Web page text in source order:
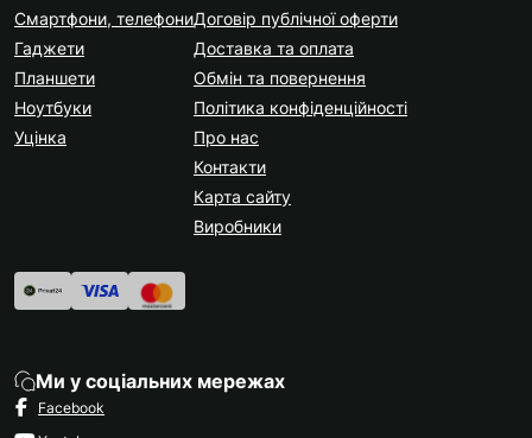
Смартфони, телефони
Гаджети
Планшети
Ноутбуки
Уцінка
Договір публічної оферти
Доставка та оплата
Обмін та повернення
Політика конфіденційності
Про нас
Контакти
Карта сайту
Виробники
Ми у соціальних мережах
Facebook